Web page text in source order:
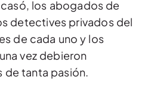
los abogados de
detectives privados del
de cada uno y los
vez debieron
de tanta pasión.